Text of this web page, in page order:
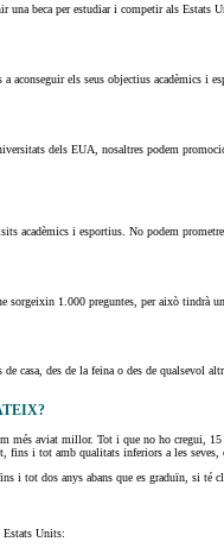
una beca per estudiar i competir als
a aconseguir els seus objectius
dels EUA, nosaltres podem
acadèmics i esportius. No podem
sorgeixin 1.000 preguntes, per això tindrà
casa, des de la feina o des de qualsevol
més aviat millor. Tot i que no ho cregui,
i tot amb qualitats inferiors a les
i tot dos anys abans que es graduïn, si té
Estats Units: